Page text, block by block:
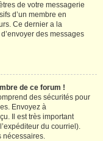
de votre messagerie
d’un membre en
Ce dernier a la
des messages
de ce forum !
des sécurités pour
Envoyez à
Il est très important
du courriel).
nécessaires.